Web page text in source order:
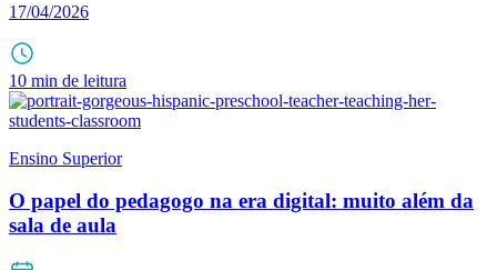
17/04/2026
10 min de leitura
Ensino Superior
O papel do pedagogo na era digital: muito além da
sala de aula